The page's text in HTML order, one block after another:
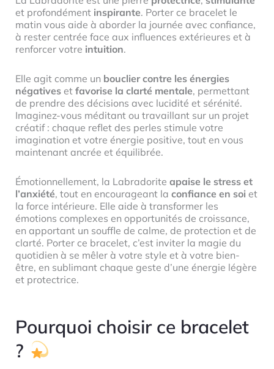
et profondément inspirante. Porter ce bracelet le
matin vous aide à aborder la journée avec confiance,
à rester centrée face aux influences extérieures et à
renforcer votre intuition.
Elle agit comme un bouclier contre les énergies
négatives et favorise la clarté mentale, permettant
de prendre des décisions avec lucidité et sérénité.
Imaginez-vous méditant ou travaillant sur un projet
créatif : chaque reflet des perles stimule votre
imagination et votre énergie positive, tout en vous
maintenant ancrée et équilibrée.
Émotionnellement, la Labradorite apaise le stress et
l’anxiété, tout en encourageant la confiance en soi et
la force intérieure. Elle aide à transformer les
émotions complexes en opportunités de croissance,
en apportant un souffle de calme, de protection et de
clarté. Porter ce bracelet, c’est inviter la magie du
quotidien à se mêler à votre style et à votre bien-
être, en sublimant chaque geste d’une énergie légère
et protectrice.
Pourquoi choisir ce bracelet
?